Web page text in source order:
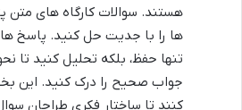
هستند. سوالات کارگاه های متن
ها را با جدیت حل کنید. پاسخ
تنها حفظ، بلکه تحلیل کنید تا
جواب صحیح را درک کنید. این
کنند تا ساختار فکری طراحان